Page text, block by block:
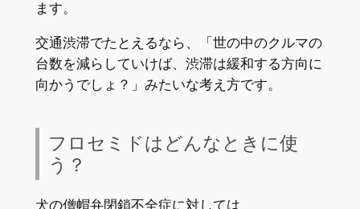
ます。
交通渋滞でたとえるなら、「世の中のクルマの
台数を減らしていけば、渋滞は緩和する方向に
向かうでしょ？」みたいな考え方です。
フロセミドはどんなときに使
う？
犬の僧帽弁閉鎖不全症に対しては